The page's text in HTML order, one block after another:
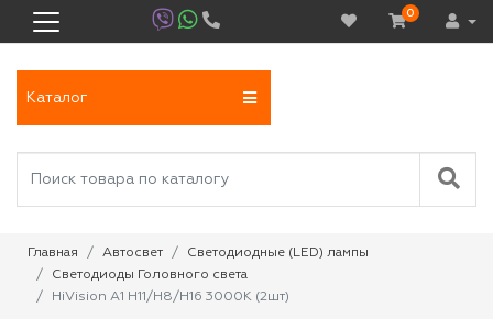
0
Каталог
Главная Автосвет
Светодиодные (LED) лампы
Светодиоды Головного света
HiVision A1 H11/H8/H16 3000K (2шт)